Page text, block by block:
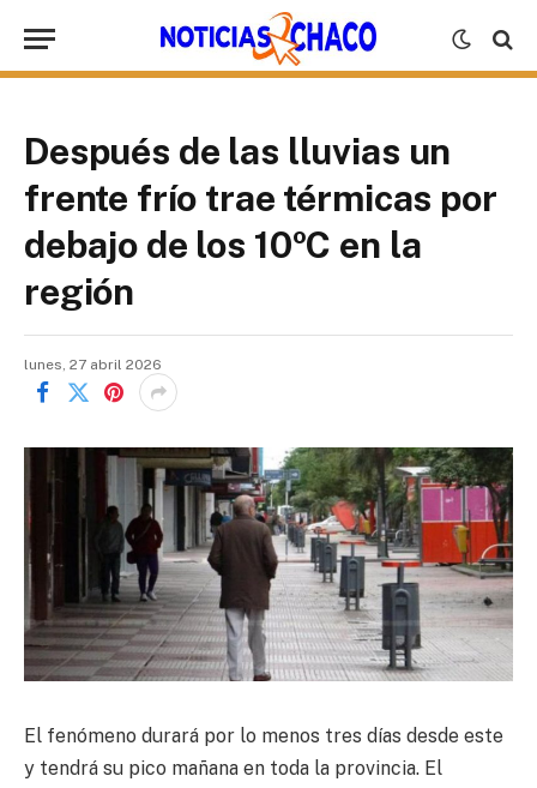
Después de las lluvias un
frente frío trae térmicas por
debajo de los 10ºC en la
región
lunes, 27 abril 2026
El fenómeno durará por lo menos tres días desde este
y tendrá su pico mañana en toda la provincia. El